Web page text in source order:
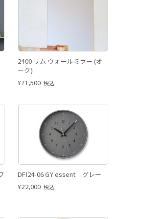
2400 リム ウォールミラー (オ
ーク)
¥71,500 税込
DFI24-06 GY essent グレー
¥22,000 税込